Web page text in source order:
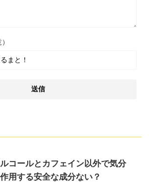
コールとカフェイン以外で気分
用する安全な成分ない？